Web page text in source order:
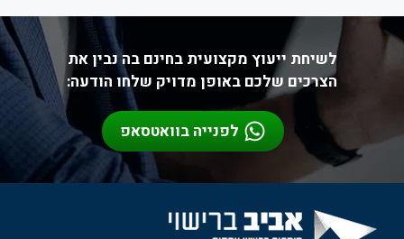
לשיחת ייעוץ מקצועית בחינם בה נבין את
הצרכים שלכם באופן מדויק שלחו הודעה:
לפנייה בוואטסאפ